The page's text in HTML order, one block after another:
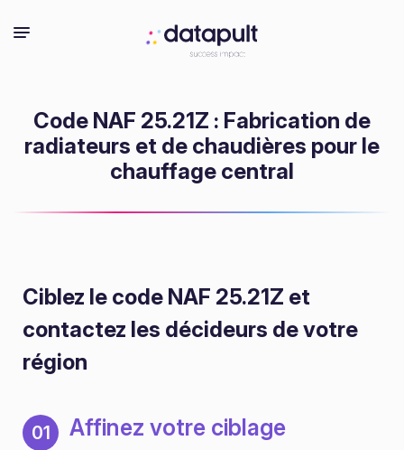
Code NAF 25.21Z : Fabrication de
radiateurs et de chaudières pour le
chauffage central
Ciblez le code NAF 25.21Z et
contactez les décideurs de votre
région
01 Affinez votre ciblage